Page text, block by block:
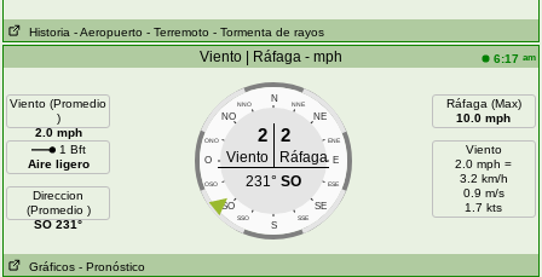
Historia - Aeropuerto - Terremoto - Tormenta de rayos
Viento | Ráfaga - mph 6:17 am
Viento (Promedio
)
2.0 mph
1 Bft
Aire ligero
Direccion
(Promedio )
SO 231°
N
NNO NNE
NO NE
ONO ENE
O E
OSO ESE
SO SE
SSO SSE
S
2 2
Viento
Ráfaga
231° SO
Ráfaga (Max)
10.0 mph
Viento
2.0 mph =
3.2 km/h
0.9 m/s
1.7 kts
Gráficos - Pronóstico